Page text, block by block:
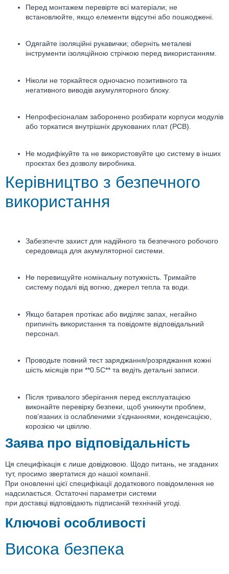
Перед монтажем перевірте всі матеріали; не
встановлюйте, якщо елементи відсутні або пошкоджені.
Одягайте ізоляційні рукавички; оберніть металеві
інструменти ізоляційною стрічкою перед використанням.
Ніколи не торкайтеся одночасно позитивного та
негативного виводів акумуляторного блоку.
Непрофесіоналам заборонено розбирати корпуси модулів
або торкатися внутрішніх друкованих плат (PCB).
Не модифікуйте та не використовуйте цю систему в інших
проєктах без дозволу виробника.
Керівництво з безпечного
використання
Забезпечте захист для надійного та безпечного робочого
середовища для акумуляторної системи.
Не перевищуйте номінальну потужність. Тримайте
систему подалі від вогню, джерел тепла та води.
Якщо батарея протікає або виділяє запах, негайно
припиніть використання та повідомте відповідальний
персонал.
Проводьте повний тест заряджання/розряджання кожні
шість місяців при **0.5C** та ведіть детальні записи.
Після тривалого зберігання перед експлуатацією
виконайте перевірку безпеки, щоб уникнути проблем,
пов’язаних із ослабленими з’єднаннями, конденсацією,
корозією чи цвіллю.
Заява про відповідальність
Ця специфікація є лише довідковою. Щодо питань, не згаданих
тут, просимо звертатися до нашої компанії.
При оновленні цієї специфікації додаткового повідомлення не
надсилається. Остаточні параметри системи
при доставці відповідають підписаній технічній угоді.
Ключові особливості
Висока безпека